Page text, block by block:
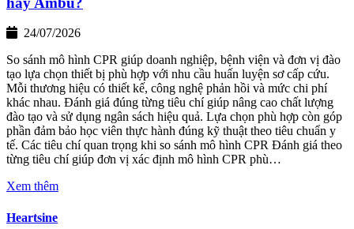
24/07/2026
So sánh mô hình CPR giúp doanh nghiệp, bệnh viện và đơn vị đào
tạo lựa chọn thiết bị phù hợp với nhu cầu huấn luyện sơ cấp cứu.
Mỗi thương hiệu có thiết kế, công nghệ phản hồi và mức chi phí
khác nhau. Đánh giá đúng từng tiêu chí giúp nâng cao chất lượng
đào tạo và sử dụng ngân sách hiệu quả. Lựa chọn phù hợp còn góp
phần đảm bảo học viên thực hành đúng kỹ thuật theo tiêu chuẩn y
tế. Các tiêu chí quan trọng khi so sánh mô hình CPR Đánh giá theo
từng tiêu chí giúp đơn vị xác định mô hình CPR phù…
Xem thêm
Heartsine